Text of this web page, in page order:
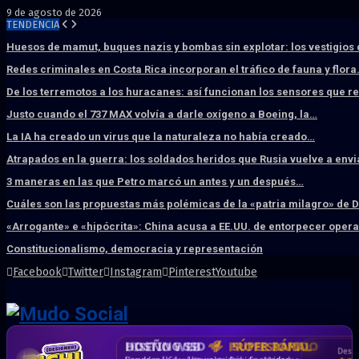
9 de agosto de 2026
TENDENCIA
Huesos de mamut, buques nazis y bombas sin explotar: los vestigios
Redes criminales en Costa Rica incorporan el tráfico de fauna y
De los terremotos a los huracanes: así funcionan los sensores que
Justo cuando el 737 MAX volvía a darle oxígeno a Boeing, la…
La IA ha creado un virus que la naturaleza no había creado…
Atrapados en la guerra: los soldados heridos que Rusia vuelve a
3 maneras en las que Petro marcó un antes y un después…
Cuáles son las propuestas más polémicas de la «patria milagro» de
«Arrogante» e «hipócrita»: China acusa a EE.UU. de entorpecer
Constitucionalismo, democracia y representación
Facebook Twitter Instagram PinterestYoutube
HOSTING SSD SÚPER RÁPIDO
DISEÑO WEB PROFESIONAL
CRM & DASHBOARD A MEDIDA
CORREO CORPORATIVO